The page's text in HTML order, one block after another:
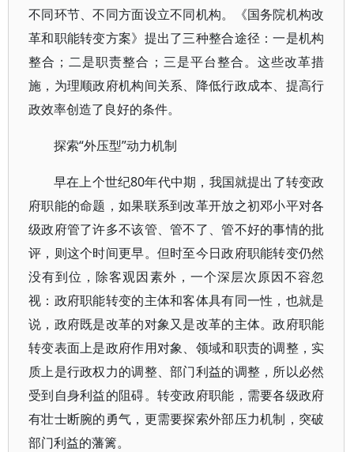
不同环节、不同方面设立不同机构。《国务院机构改
革和职能转变方案》提出了三种整合途径：一是机构
整合；二是职责整合；三是平台整合。这些改革措
施，为理顺政府机构间关系、降低行政成本、提高行
政效率创造了良好的条件。
探索“外压型”动力机制
早在上个世纪80年代中期，我国就提出了转变政
府职能的命题，如果联系到改革开放之初邓小平对各
级政府管了许多不该管、管不了、管不好的事情的批
评，则这个时间更早。但时至今日政府职能转变仍然
没有到位，除客观因素外，一个深层次原因不容忽
视：政府职能转变的主体和客体具有同一性，也就是
说，政府既是改革的对象又是改革的主体。政府职能
转变表面上是政府作用对象、领域和职责的调整，实
质上是行政权力的调整、部门利益的调整，所以必然
受到自身利益的阻碍。转变政府职能，需要各级政府
有壮士断腕的勇气，更需要探索外部压力机制，突破
部门利益的藩篱。